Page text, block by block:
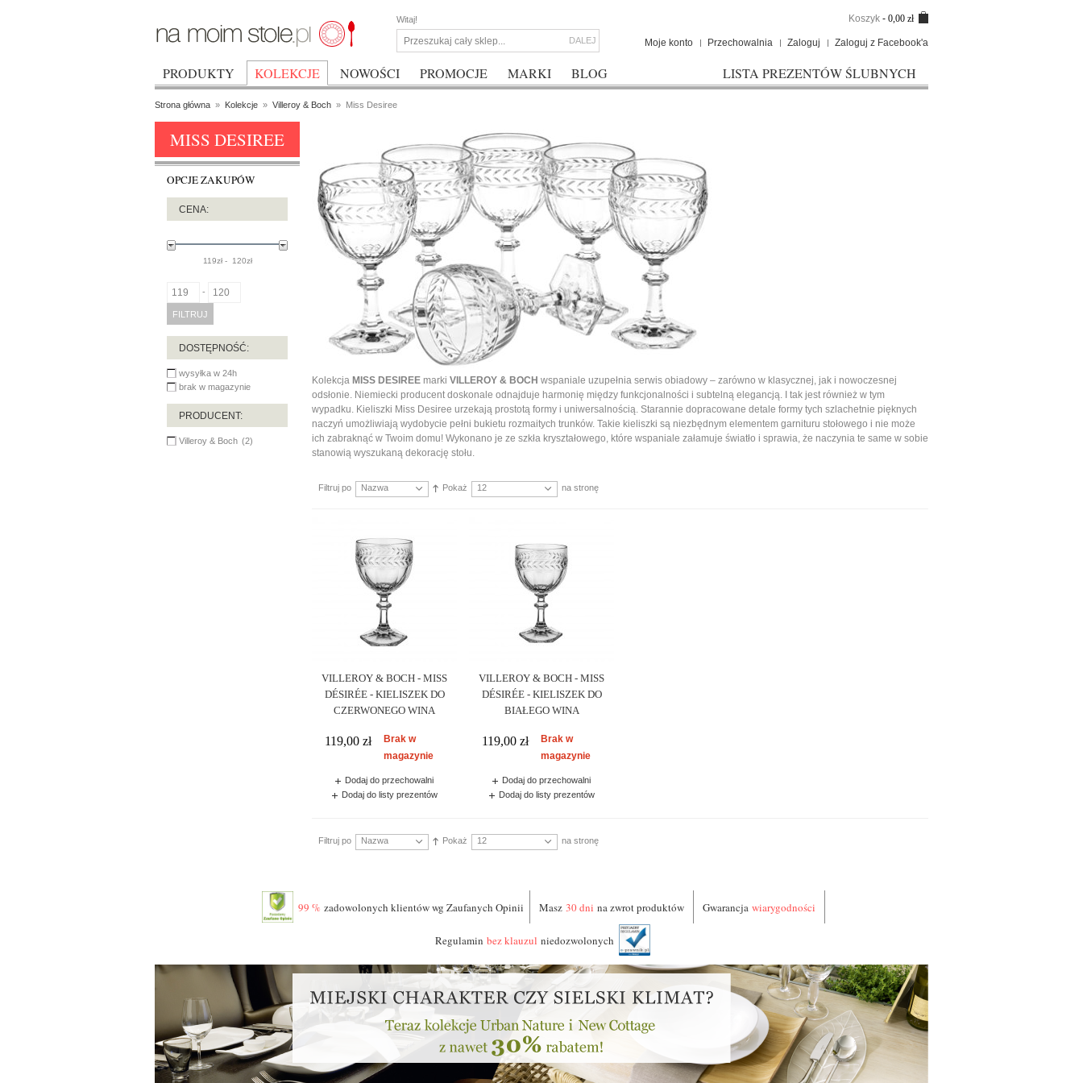
Witaj!
DALEJ
Koszyk - 0,00 zł
Moje konto Przechowalnia Zaloguj Zaloguj z Facebook'a
PRODUKTY KOLEKCJE NOWOŚCI PROMOCJE MARKI BLOG LISTA PREZENTÓW ŚLUBNYCH
Strona główna » Kolekcje » Villeroy & Boch » Miss Desiree
Kolekcja MISS DESIREE marki VILLEROY & BOCH wspaniale uzupełnia serwis obiadowy – zarówno w klasycznej, jak i nowoczesnej
odsłonie. Niemiecki producent doskonale odnajduje harmonię między funkcjonalności i subtelną elegancją. I tak jest również w tym
wypadku. Kieliszki Miss Desiree urzekają prostotą formy i uniwersalnością. Starannie dopracowane detale formy tych szlachetnie pięknych
naczyń umożliwiają wydobycie pełni bukietu rozmaitych trunków. Takie kieliszki są niezbędnym elementem garnituru stołowego i nie może
ich zabraknąć w Twoim domu! Wykonano je ze szkła kryształowego, które wspaniale załamuje światło i sprawia, że naczynia te same w sobie
stanowią wyszukaną dekorację stołu.
Filtruj po Nazwa Pokaż 12 na stronę
VILLEROY & BOCH - MISS
DÉSIRÉE - KIELISZEK DO
CZERWONEGO WINA
119,00 zł
Brak w
magazynie
Dodaj do przechowalni
Dodaj do listy prezentów
VILLEROY & BOCH - MISS
DÉSIRÉE - KIELISZEK DO
BIAŁEGO WINA
119,00 zł
Brak w
magazynie
Dodaj do przechowalni
Dodaj do listy prezentów
Filtruj po Nazwa Pokaż 12 na stronę
MISS DESIREE
OPCJE ZAKUPÓW
CENA:
119zł - 120zł
-
FILTRUJ
DOSTĘPNOŚĆ:
wysyłka w 24h
brak w magazynie
PRODUCENT:
Villeroy & Boch (2)
99 % zadowolonych klientów wg Zaufanych Opinii Masz 30 dni na zwrot produktów Gwarancja wiarygodności
Regulamin bez klauzul niedozwolonych